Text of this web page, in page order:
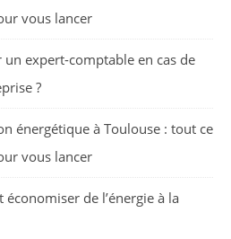
vous lancer
un expert-comptable en cas de
?
énergétique à Toulouse : tout ce
vous lancer
économiser de l’énergie à la